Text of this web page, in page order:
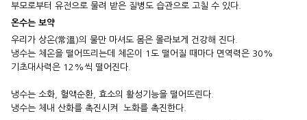
부모로부터 유전으로 물려 받은 질병도 습관으로 고칠 수 있다.
온수는 보약
우리가 상온(常溫)의 물만 마셔도 몸은 몰라보게 건강해 진다.
냉수는 체온을 떨어뜨리는데 체온이 1도 떨어질 때마다 면역력은 30%
기초대사력은 12%씩 떨어진다.
냉수는 소화, 혈액순환, 효소의 활성기능을 떨어뜨린다.
냉수는 체내 산화를 촉진시켜 노화를 촉진한다.